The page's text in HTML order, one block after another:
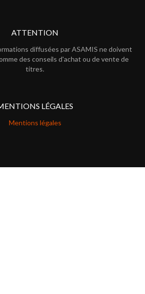
ATTENTION
diffusées par ASAMIS ne doivent
des conseils d'achat ou de vente de
titres.
LÉGALES
Mentions légales